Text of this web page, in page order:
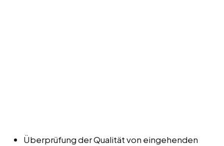
Überprüfung der Qualität von eingehenden